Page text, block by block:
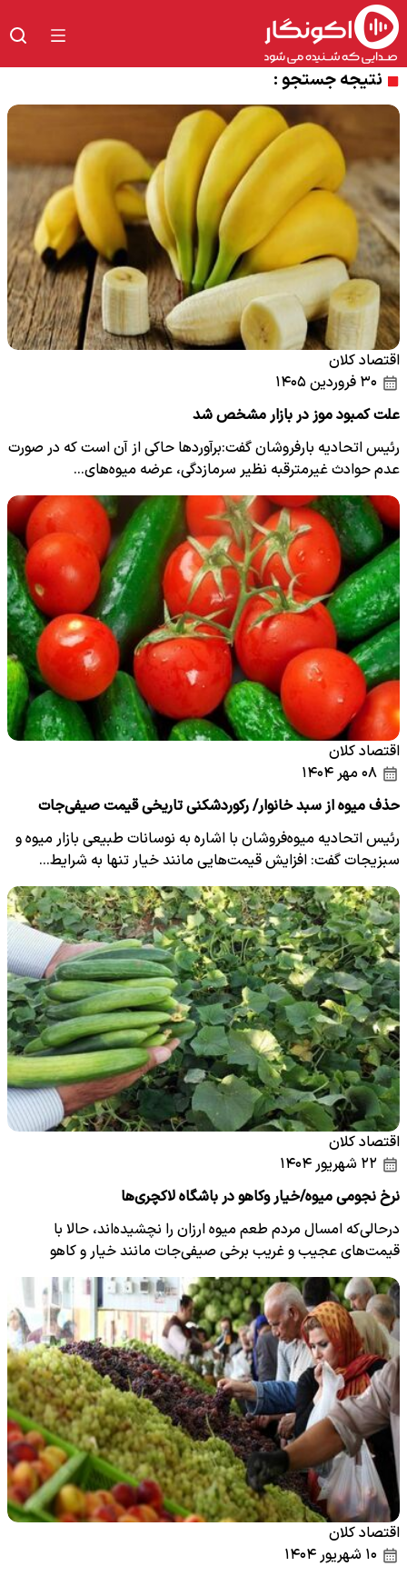
نتیجه جستجو :
اقتصاد کلان
علت کمبود موز در بازار مشخص شد
رئیس اتحادیه بارفروشان گفت:برآورد‌ها حاکی از آن است که در صورت
عدم حوادث غیرمترقبه نظیر سرمازدگی، عرضه میوه‌های…
اقتصاد کلان
حذف میوه از سبد خانوار/ رکوردشکنی تاریخی قیمت صیفی‌جات
رئیس اتحادیه میوه‌فروشان با اشاره به نوسانات طبیعی بازار میوه و
سبزیجات گفت: افزایش قیمت‌هایی مانند خیار تنها به شرایط…
اقتصاد کلان
نرخ‌ نجومی میوه/خیار و‌کاهو در باشگاه لاکچری‌ها
درحالی‌که امسال مردم طعم میوه ارزان را نچشیده‌اند، حالا با
قیمت‌های عجیب و غریب برخی صیفی‌جات مانند خیار و کاهو
مواجه…
اقتصاد کلان